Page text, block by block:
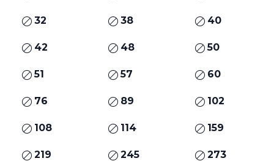
32 38 40
42 48 50
51 57 60
76 89 102
108 114 159
219 245 273